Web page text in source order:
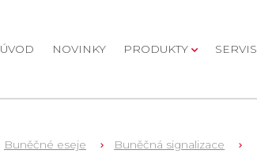
ÚVOD NOVINKY PRODUKTY SERVIS
Buněčné eseje Buněčná signalizace